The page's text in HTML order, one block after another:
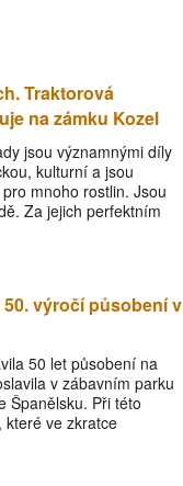
Traktorová
na zámku Kozel
jsou významnými díly
kulturní a jsou
mnoho rostlin. Jsou
Za jejich perfektním
výročí působení v
50 let působení na
v zábavním parku
Španělsku. Při této
které ve zkratce